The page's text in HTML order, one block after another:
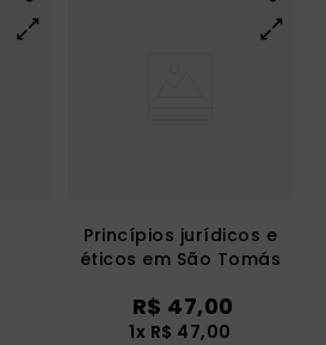
Princípios jurídicos e
éticos em São Tomás
R$ 47,00
1x R$ 47,00